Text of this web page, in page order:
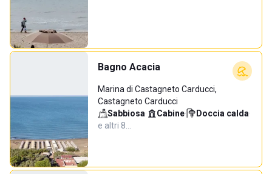
Bagno Acacia
Marina di Castagneto Carducci,
Castagneto Carducci
Sabbiosa· Cabine· Doccia calda·
e altri 8…